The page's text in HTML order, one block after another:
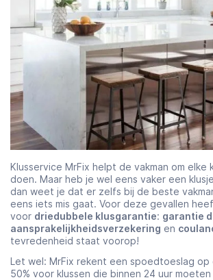
Klusservice MrFix helpt de vakman om elke
doen. Maar heb je wel eens vaker een
dan weet je dat er zelfs bij de beste
eens iets mis gaat. Voor deze gevallen
voor driedubbele klusgarantie: garantie
aansprakelijkheidsverzekering en
tevredenheid staat voorop!
Let wel: MrFix rekent een spoedtoeslag op
50% voor klussen die binnen 24 uur